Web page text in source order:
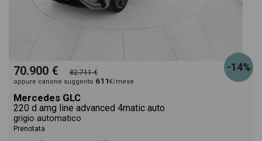
-14%
70.900 € 82.711 €
oppure canone suggerito 611€/mese
Mercedes GLC
220 d amg line advanced 4matic auto
grigio automatico
Prenotata